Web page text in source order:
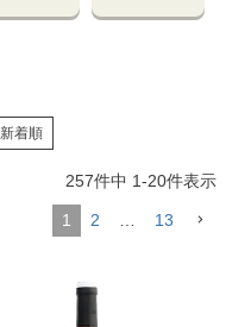
新着順
257件中 1-20件表示
1 2 … 13